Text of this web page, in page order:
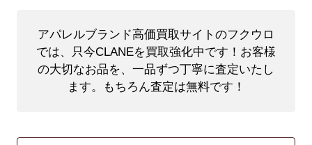
アパレルブランド高価買取サイトのフクウロ
では、只今CLANEを買取強化中です！ お客様
の大切なお品を、一品ずつ丁寧に査定いたし
ます。もちろん査定は無料です！